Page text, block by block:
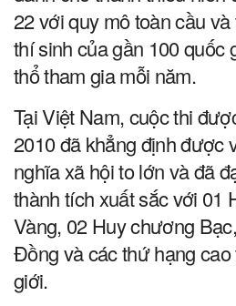
22 với quy mô toàn cầu
thí sinh của gần 100 quốc
thổ tham gia mỗi năm.
Tại Việt Nam, cuộc thi
2010 đã khẳng định được
nghĩa xã hội to lớn và đã
thành tích xuất sắc với 01
Vàng, 02 Huy chương
Đồng và các thứ hạng cao
giới.